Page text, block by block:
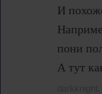
И
пони
А тут